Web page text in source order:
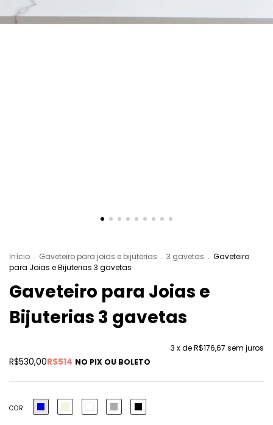
Início . Gaveteiro para joias e bijuterias . 3 gavetas . Gaveteiro
para Joias e Bijuterias 3 gavetas
Gaveteiro para Joias e
Bijuterias 3 gavetas
R$530,00R$514 NO PIX OU BOLETO
3 x deR$176,67 sem juros
COR